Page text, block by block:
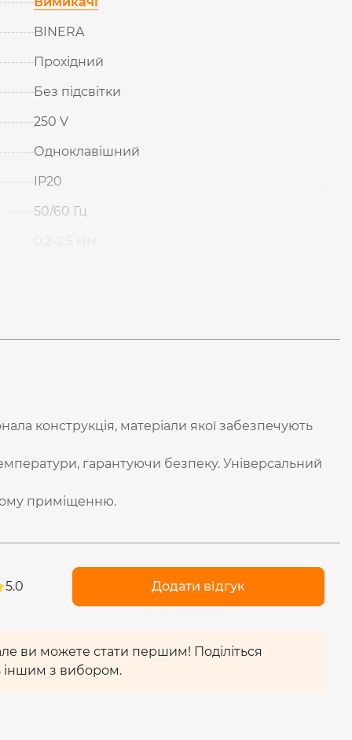
BINERA
Прохідний
Без підсвітки
250 V
Одноклавішний
IP20
50/60 Гц
конструкція, матеріали якої забезпечують
гарантуючи безпеку. Універсальний
приміщенню.
5.0 Додати відгук
ви можете стати першим! Поділіться
іншим з вибором.